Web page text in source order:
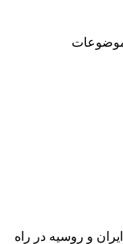
و روسیه در راه